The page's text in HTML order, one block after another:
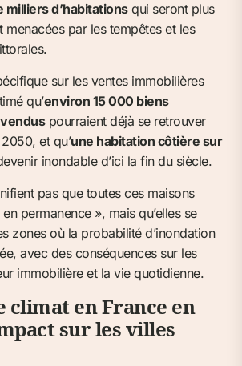
milliers d’habitationsqui seront plus
menacées par les tempêtes et les
sur les ventes immobilières
qu’environ 15 000 biens
pourraient déjà se retrouver
et qu’une habitation côtière sur
inondable d’ici la fin du siècle.
pas que toutes ces maisons
permanence », mais qu’elles se
zones où la probabilité d’inondation
avec des conséquences sur les
immobilière et la vie quotidienne.
climat en France en
sur les villes